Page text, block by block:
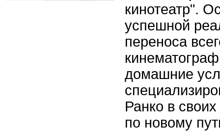
кинотеатр".
успешной
переноса
домашние
Ранко в
по новому